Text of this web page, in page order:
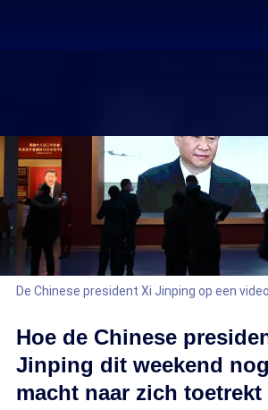
De Chinese president Xi Jinping op een
Hoe de Chinese
Jinping dit weekend
macht naar zich toetrekt